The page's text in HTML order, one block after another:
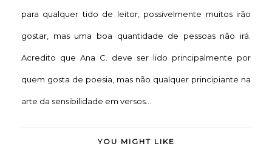
para qualquer tido de leitor, possivelmente muitos irão
gostar, mas uma boa quantidade de pessoas não irá.
Acredito que Ana C. deve ser lido principalmente por
quem gosta de poesia, mas não qualquer principiante na
arte da sensibilidade em versos...
YOU MIGHT LIKE